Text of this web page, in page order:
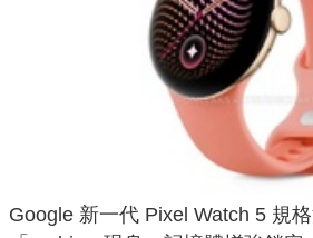
Google 新一代 Pixel Watch 5 規